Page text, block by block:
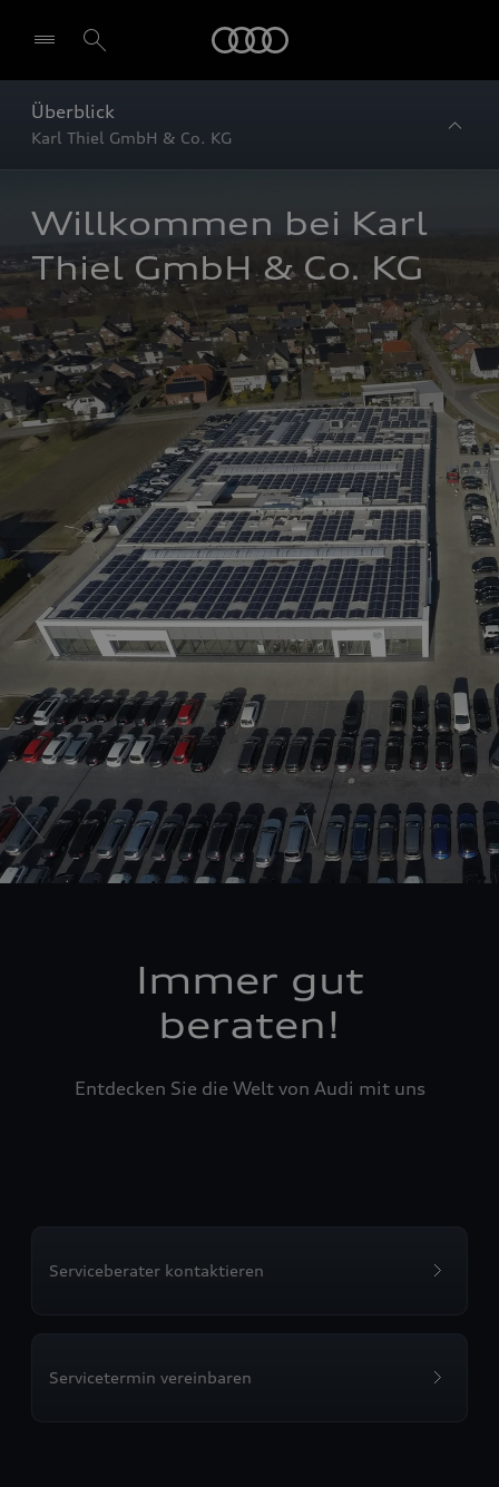
Überblick
Karl Thiel GmbH & Co. KG
Willkommen bei Karl
Thiel GmbH & Co. KG
Immer gut
beraten!
Entdecken Sie die Welt von Audi mit uns
Serviceberater kontaktieren
Servicetermin vereinbaren